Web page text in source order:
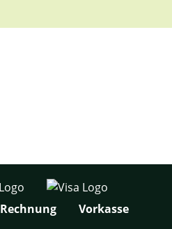
Rechnung Vorkasse